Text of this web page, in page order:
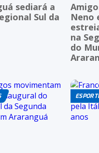
sediará a
Sul da
Neno
na
do